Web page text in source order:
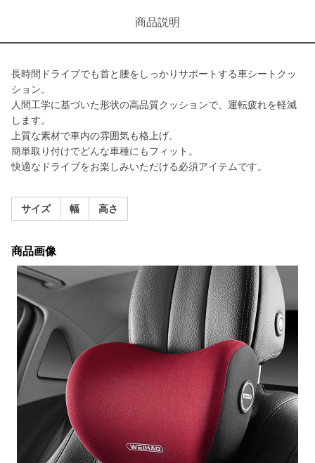
商品説明
長時間ドライブでも首と腰をしっかりサポートする車シートクッ
ション。
人間工学に基づいた形状の高品質クッションで、運転疲れを軽減
します。
上質な素材で車内の雰囲気も格上げ。
簡単取り付けでどんな車種にもフィット。
快適なドライブをお楽しみいただける必須アイテムです。
サイズ 幅 高さ
商品画像